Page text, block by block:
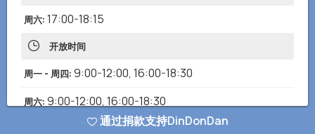
周六: 17:00-18:15
开放时间
周一 - 周四: 9:00-12:00, 16:00-18:30
周六: 9:00-12:00, 16:00-18:30
8:00-12:30,15:00-19:30
通过捐款支持DinDonDan